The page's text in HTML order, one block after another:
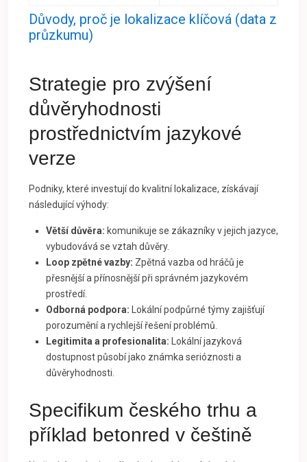
Důvody, proč je lokalizace klíčová (data z
průzkumu)
Strategie pro zvýšení
důvěryhodnosti
prostřednictvím jazykové
verze
Podniky, které investují do kvalitní lokalizace, získávají
následující výhody:
Větší důvěra: komunikuje se zákazníky v jejich jazyce,
vybudovává se vztah důvěry.
Loop zpětné vazby: Zpětná vazba od hráčů je
přesnější a přínosnější při správném jazykovém
prostředí.
Odborná podpora: Lokální podpůrné týmy zajišťují
porozumění a rychlejší řešení problémů.
Legitimita a profesionalita: Lokální jazyková
dostupnost působí jako známka serióznosti a
důvěryhodnosti.
Specifikum českého trhu a
příklad betonred v češtině